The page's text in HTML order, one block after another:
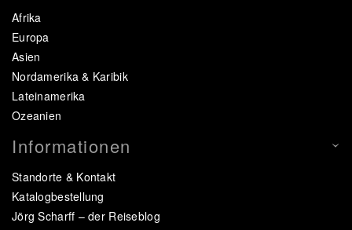
Afrika
Europa
Asien
Nordamerika & Karibik
Lateinamerika
Ozeanien
Informationen
Standorte & Kontakt
Katalogbestellung
Jörg Scharff – der Reiseblog